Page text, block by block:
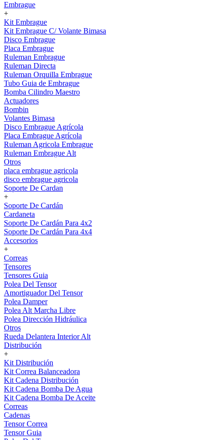
Embrague
+
Kit Embrague
Kit Embrague C/ Volante Bimasa
Disco Embrague
Placa Embrague
Ruleman Embrague
Ruleman Directa
Ruleman Orquilla Embrague
Tubo Guia de Embrague
Bomba Cilindro Maestro
Actuadores
Bombin
Volantes Bimasa
Disco Embrague Agrícola
Placa Embrague Agrícola
Ruleman Agricola Embrague
Ruleman Embrague Alt
Otros
placa embrague agricola
disco embrague agricola
Soporte De Cardan
+
Soporte De Cardán
Cardaneta
Soporte De Cardán Para 4x2
Soporte De Cardán Para 4x4
Accesorios
+
Correas
Tensores
Tensores Guia
Polea Del Tensor
Amortiguador Del Tensor
Polea Damper
Polea Alt Marcha Libre
Polea Dirección Hidráulica
Otros
Rueda Delantera Interior Alt
Distribución
+
Kit Distribución
Kit Correa Balanceadora
Kit Cadena Distribución
Kit Cadena Bomba De Agua
Kit Cadena Bomba De Aceite
Correas
Cadenas
Tensor Correa
Tensor Guia